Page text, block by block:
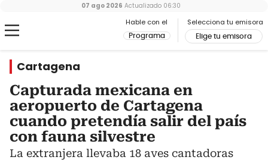
Hable con el
Programa
Selecciona tu emisora
Elige tu emisora
07 ago 2026 Actualizado 06:30
Cartagena
Capturada mexicana en
aeropuerto de Cartagena
cuando pretendía salir del país
con fauna silvestre
La extranjera llevaba 18 aves cantadoras